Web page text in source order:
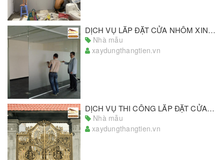
DỊCH VỤ LẮP ĐẶT CỬA NHÔM XINGFA GIÁ RẺ, CHẤT LƯỢNG ĐẠT CHUẨN
Nhà mẫu
xaydungthangtien.vn
DỊCH VỤ THI CÔNG LẮP ĐẶT CỬA SẮT UY TÍN SỐ 1 MIỀN NAM
Nhà mẫu
xaydungthangtien.vn